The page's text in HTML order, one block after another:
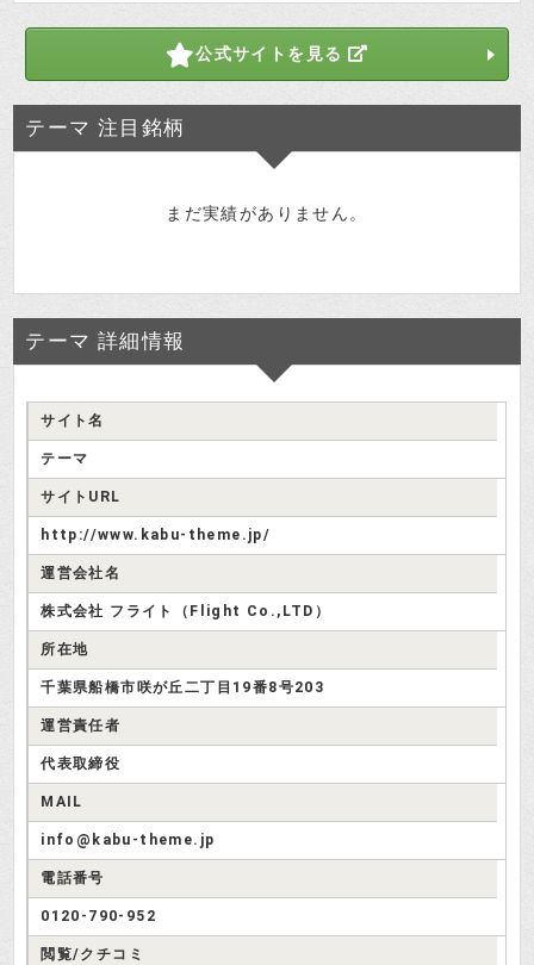
テーマ(Theme)の推奨銘柄
検証さつき
どんな銘柄を推奨してたのかしら？
6327北川精機6079エナリス等が実績
検証さつき
詐欺サイトだけど一応銘柄レビュー
ページで検証しましょう。
テーマ(Theme)の評判
投資はじめ
もかかわらず、一部のサイトでは高
評価なんですよね。
公式サイトを見る
テーマ 注目銘柄
まだ実績がありません。
テーマ 詳細情報
サイト名
テーマ
サイトURL
http://www.kabu-theme.jp/
運営会社名
株式会社 フライト（Flight Co.,LTD）
所在地
千葉県船橋市咲が丘二丁目19番8号203
運営責任者
代表取締役
MAIL
info@kabu-theme.jp
電話番号
0120-790-952
閲覧/クチコミ